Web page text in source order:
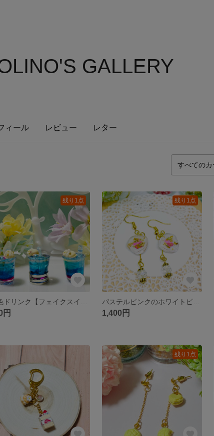
GALLERY
ィール レビュー レター
残り1点
円
残り1点
パステルピンクのホワイトピアス
1,400円
残り1点